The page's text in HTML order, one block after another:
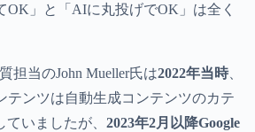
OK」と「AIに丸投げでOK」は全く
担当のJohn Mueller氏は2022年当時、
テンツは自動生成コンテンツのカテ
いましたが、 2023年2月以降Google